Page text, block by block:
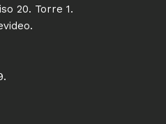
20. Torre 1.